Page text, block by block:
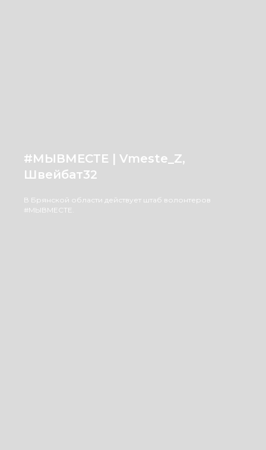
#МЫВМЕСТЕ | Vmeste_Z,
Швейбат32
В Брянской области действует штаб волонтеров
#МЫВМЕСТЕ.